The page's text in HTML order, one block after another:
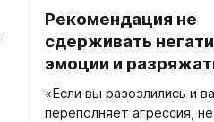
Рекомендация не
сдерживать
эмоции и
агрессивные
«Если вы разозлились и
переполняет агрессия, не